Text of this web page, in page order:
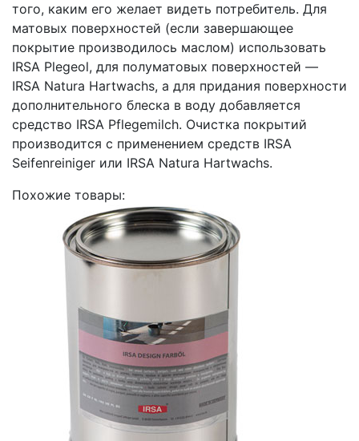
того, каким его желает видеть потребитель. Для
матовых поверхностей (если завершающее
покрытие производилось маслом) использовать
IRSA Plegeol, для полуматовых поверхностей —
IRSA Natura Hartwachs, а для придания поверхности
дополнительного блеска в воду добавляется
средство IRSA Pflegemilch. Очистка покрытий
производится с применением средств IRSA
Seifenreiniger или IRSA Natura Hartwachs.
Похожие товары: